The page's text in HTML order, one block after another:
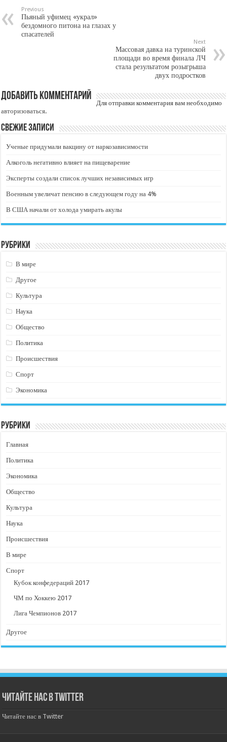
Previous
Пьяный уфимец «украл»
бездомного питона на глазах у
спасателей
Next
Массовая давка на туринской
площади во время финала ЛЧ
стала результатом розыгрыша
двух подростков
Добавить комментарий
Для отправки комментария вам необходимо
авторизоваться.
Свежие записи
Ученые придумали вакцину от наркозависимости
Алкоголь негативно влияет на пищеварение
Эксперты создали список лучших независимых игр
Военным увеличат пенсию в следующем году на 4%
В США начали от холода умирать акулы
Рубрики
В мире
Другое
Культура
Наука
Общество
Политика
Происшествия
Спорт
Экономика
Рубрики
Главная
Политика
Экономика
Общество
Культура
Наука
Происшествия
В мире
Спорт
Кубок конфедераций 2017
ЧМ по Хоккею 2017
Лига Чемпионов 2017
Другое
Читайте нас в Twitter
Читайте нас в Twitter